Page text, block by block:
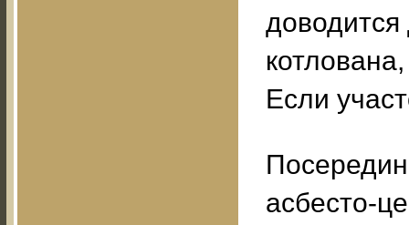
Если
асбесто-